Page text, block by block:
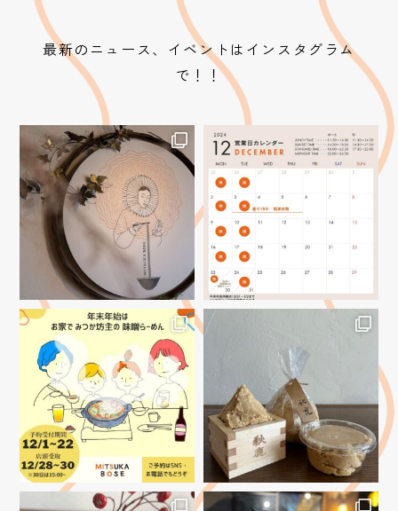
最新のニュース、イベントはインスタグラム
で！！